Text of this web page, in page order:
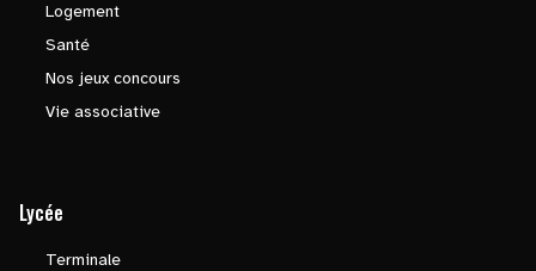
Logement
Santé
Nos jeux concours
Vie associative
Lycée
Terminale